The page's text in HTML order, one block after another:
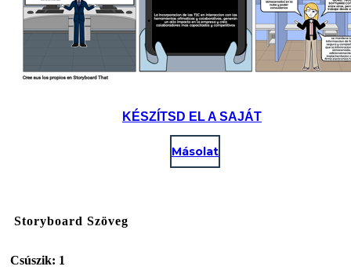
KÉSZÍTSD EL A SAJÁT
Másolat
Storyboard Szöveg
Csúszik: 1